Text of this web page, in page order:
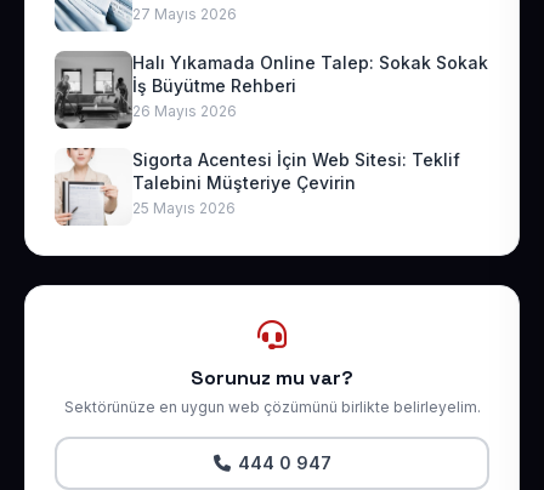
27 Mayıs 2026
Halı Yıkamada Online Talep: Sokak Sokak
İş Büyütme Rehberi
26 Mayıs 2026
Sigorta Acentesi İçin Web Sitesi: Teklif
Talebini Müşteriye Çevirin
25 Mayıs 2026
Sorunuz mu var?
Sektörünüze en uygun web çözümünü birlikte belirleyelim.
444 0 947